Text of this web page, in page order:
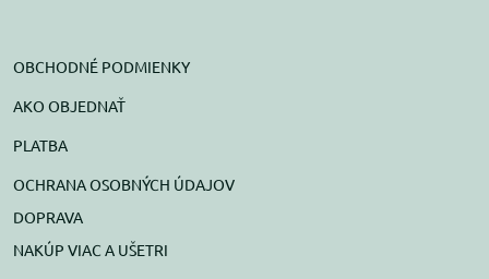
OBCHODNÉ PODMIENKY
AKO OBJEDNAŤ
PLATBA
OCHRANA OSOBNÝCH ÚDAJOV
DOPRAVA
NAKÚP VIAC A UŠETRI